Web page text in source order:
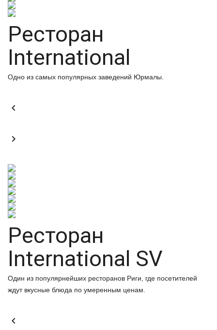
Ресторан
International
Одно из самых популярных заведений Юрмалы.


Ресторан
International SV
Один из популярнейших ресторанов Риги, где посетителей
ждут вкусные блюда по умеренным ценам.
